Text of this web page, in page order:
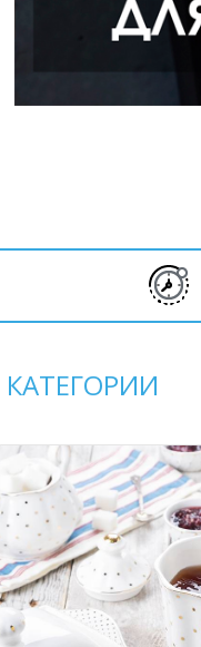
КАТЕГОРИИ